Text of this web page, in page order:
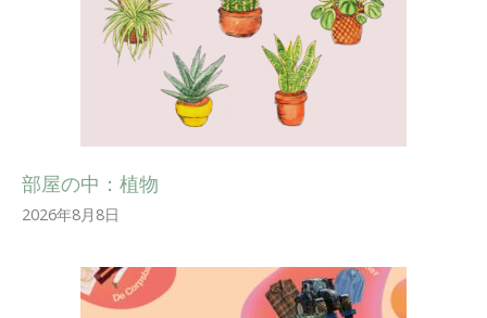
部屋の中：植物
2026年8月8日